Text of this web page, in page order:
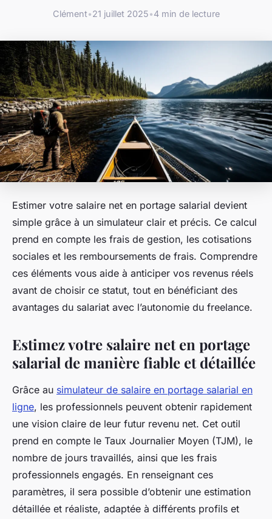
Clément•21 juillet 2025•4 min de lecture
Estimer votre salaire net en portage salarial devient
simple grâce à un simulateur clair et précis. Ce calcul
prend en compte les frais de gestion, les cotisations
sociales et les remboursements de frais. Comprendre
ces éléments vous aide à anticiper vos revenus réels
avant de choisir ce statut, tout en bénéficiant des
avantages du salariat avec l’autonomie du freelance.
Estimez votre salaire net en portage
salarial de manière fiable et détaillée
Grâce au simulateur de salaire en portage salarial en
ligne, les professionnels peuvent obtenir rapidement
une vision claire de leur futur revenu net. Cet outil
prend en compte le Taux Journalier Moyen (TJM), le
nombre de jours travaillés, ainsi que les frais
professionnels engagés. En renseignant ces
paramètres, il sera possible d’obtenir une estimation
détaillée et réaliste, adaptée à différents profils et